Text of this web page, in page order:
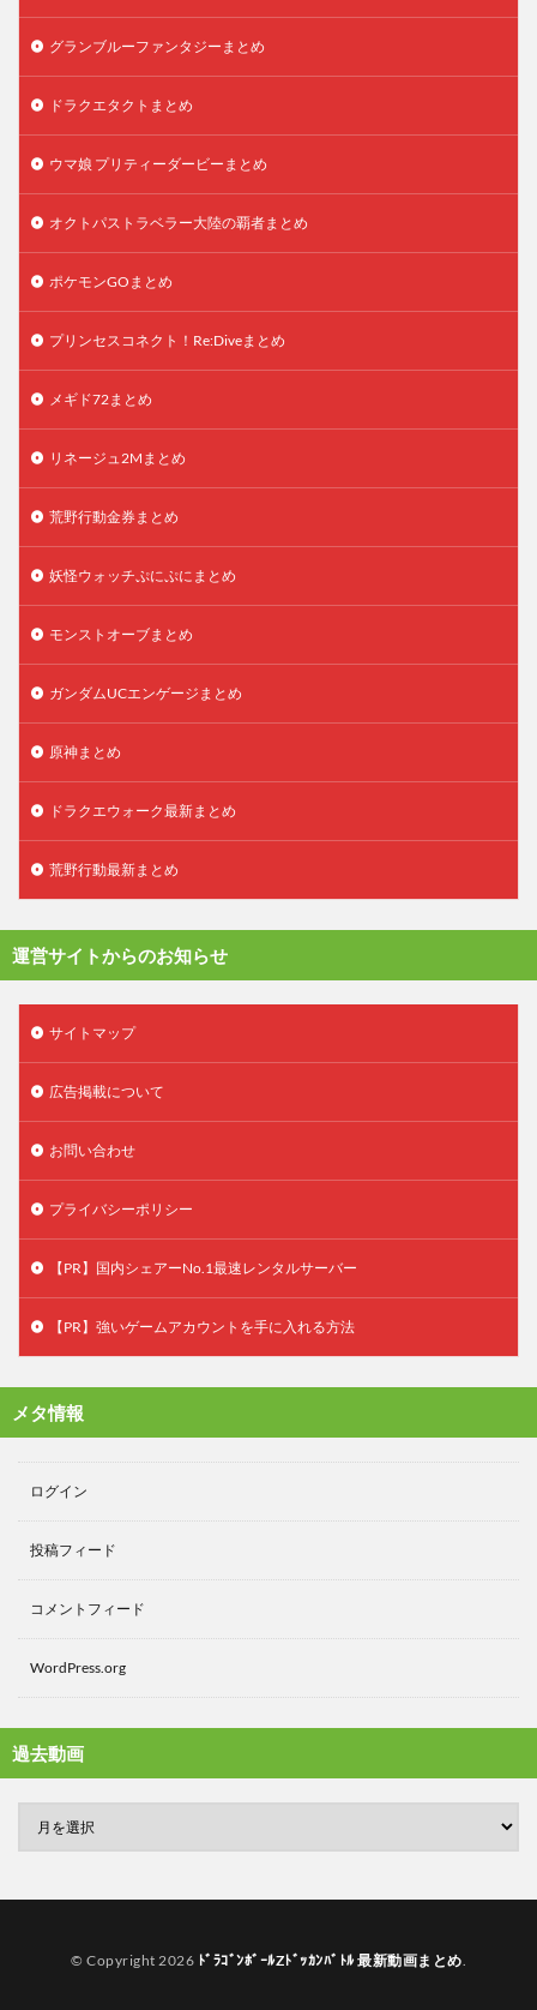
グランブルーファンタジーまとめ
ドラクエタクトまとめ
ウマ娘 プリティーダービーまとめ
オクトパストラベラー大陸の覇者まとめ
ポケモンGOまとめ
プリンセスコネクト！Re:Diveまとめ
メギド72まとめ
リネージュ2Mまとめ
荒野行動金券まとめ
妖怪ウォッチぷにぷにまとめ
モンストオーブまとめ
ガンダムUCエンゲージまとめ
原神まとめ
ドラクエウォーク最新まとめ
荒野行動最新まとめ
運営サイトからのお知らせ
サイトマップ
広告掲載について
お問い合わせ
プライバシーポリシー
【PR】国内シェアーNo.1最速レンタルサーバー
【PR】強いゲームアカウントを手に入れる方法
メタ情報
ログイン
投稿フィード
コメントフィード
WordPress.org
過去動画
© Copyright 2026 ﾄﾞﾗｺﾞﾝﾎﾞｰﾙZﾄﾞｯｶﾝﾊﾞﾄﾙ 最新動画まとめ